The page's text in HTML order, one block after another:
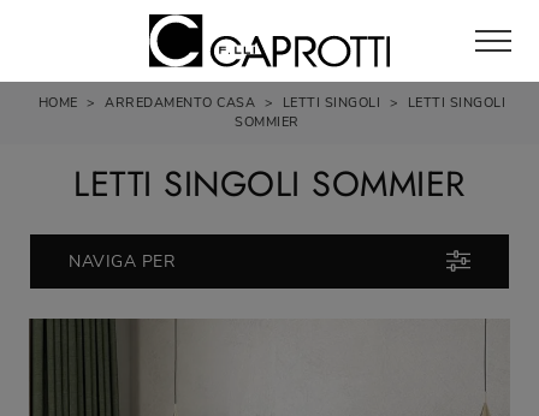
HOME > ARREDAMENTO CASA > LETTI SINGOLI >
LETTI SINGOLI
SOMMIER
LETTI SINGOLI SOMMIER
NAVIGA PER